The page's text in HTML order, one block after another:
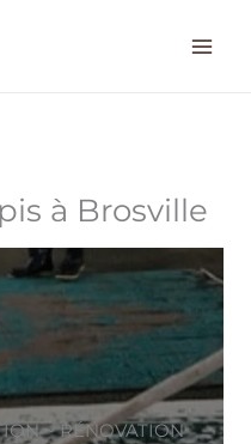
à Brosville
~ RÉNOVATION